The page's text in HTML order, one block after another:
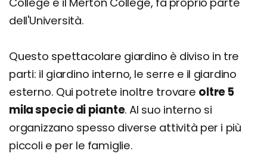
dell'Università.
Questo spettacolare giardino è diviso in tre
parti: il giardino interno, le serre e il giardino
esterno. Qui potrete inoltre trovare oltre 5
mila specie di piante. Al suo interno si
organizzano spesso diverse attività per i più
piccoli e per le famiglie.